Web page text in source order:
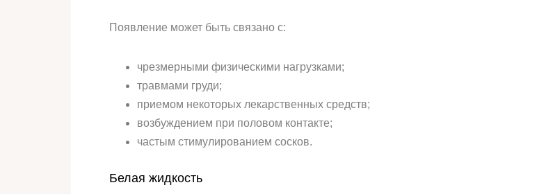
Появление может быть связано с:
чрезмерными физическими нагрузками;
травмами груди;
приемом некоторых лекарственных средств;
возбуждением при половом контакте;
частым стимулированием сосков.
Белая жидкость